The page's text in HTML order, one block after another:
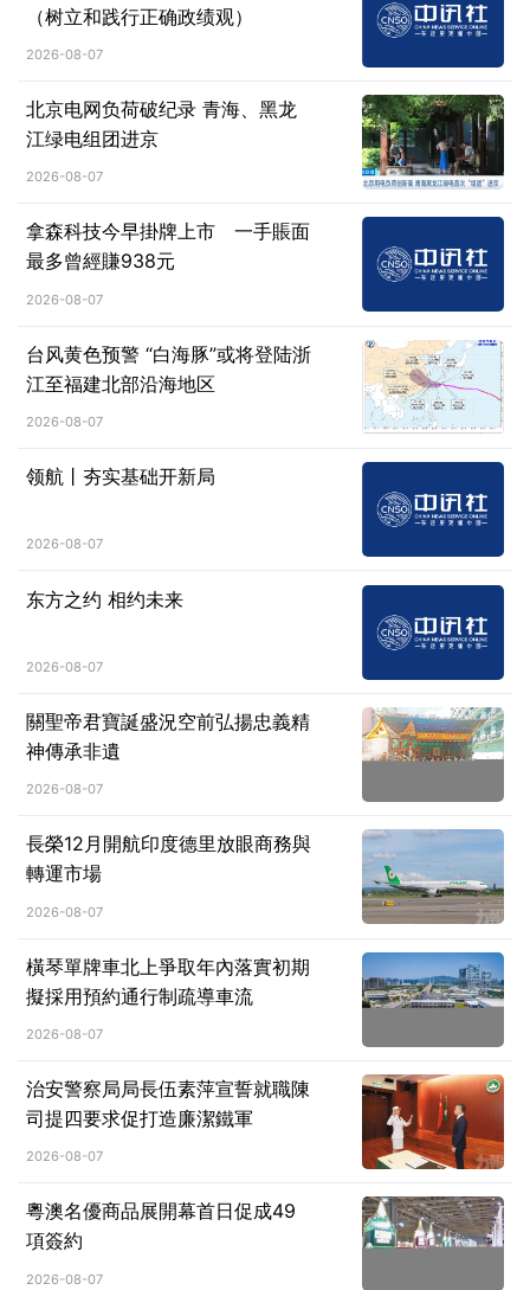
（树立和践行正确政绩观）
2026-08-07
北京电网负荷破纪录 青海、黑龙
江绿电组团进京
2026-08-07
拿森科技今早掛牌上市 一手賬面
最多曾經賺938元
2026-08-07
台风黄色预警 “白海豚”或将登陆浙
江至福建北部沿海地区
2026-08-07
领航丨夯实基础开新局
2026-08-07
东方之约 相约未来
2026-08-07
關聖帝君寶誕盛況空前弘揚忠義精
神傳承非遺
2026-08-07
長榮12月開航印度德里放眼商務與
轉運市場
2026-08-07
橫琴單牌車北上爭取年內落實初期
擬採用預約通行制疏導車流
2026-08-07
治安警察局局長伍素萍宣誓就職陳
司提四要求促打造廉潔鐵軍
2026-08-07
粵澳名優商品展開幕首日促成49
項簽約
2026-08-07